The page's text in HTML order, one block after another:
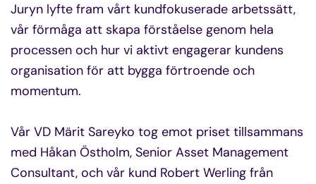
Juryn lyfte fram vårt kundfokuserade arbetssätt,
vår förmåga att skapa förståelse genom hela
processen och hur vi aktivt engagerar kundens
organisation för att bygga förtroende och
momentum.
Vår VD Märit Sareyko tog emot priset tillsammans
med Håkan Östholm, Senior Asset Management
Consultant, och vår kund Robert Werling från